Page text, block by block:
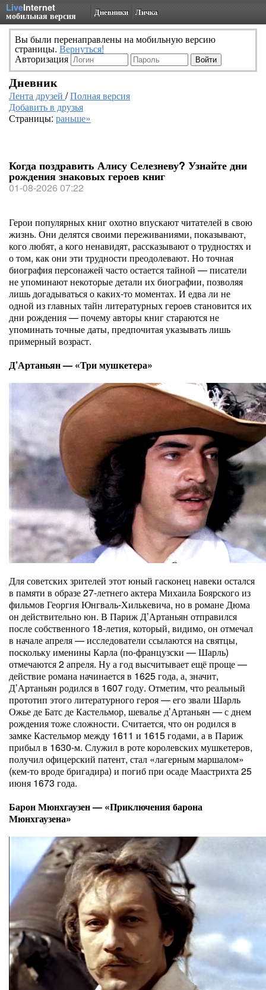
LiveInternet
мобильная версия Дневники Личка
Вы были перенаправлены на мобильную версию
страницы. Вернуться!
Авторизация
Дневник
Лента друзей /Полная версия
Добавить в друзья
Страницы: раньше»
Когда поздравить Алису Селезневу? Узнайте дни
рождения знаковых героев книг
01-08-2026 07:22
Герои популярных книг охотно впускают читателей в свою
жизнь. Они делятся своими переживаниями, показывают,
кого любят, а кого ненавидят, рассказывают о трудностях и
о том, как они эти трудности преодолевают. Но точная
биография персонажей часто остается тайной — писатели
не упоминают некоторые детали их биографии, позволяя
лишь догадываться о каких-то моментах. И едва ли не
одной из главных тайн литературных героев становится их
дни рождения — почему авторы книг стараются не
упоминать точные даты, предпочитая указывать лишь
примерный возраст.
Д’Артаньян — «Три мушкетера»
Для советских зрителей этот юный гасконец навеки остался
в памяти в образе 27-летнего актера Михаила Боярского из
фильмов Георгия Юнгваль-Хилькевича, но в романе Дюма
он действительно юн. В Париж Д’Артаньян отправился
после собственного 18-летия, который, видимо, он отмечал
в начале апреля — исследователи ссылаются на святцы,
поскольку именины Карла (по-французски — Шарль)
отмечаются 2 апреля. Ну а год высчитывает ещё проще —
действие романа начинается в 1625 года, а, значит,
Д’Артаньян родился в 1607 году. Отметим, что реальный
прототип этого литературного героя — его звали Шарль
Ожье де Батс де Кастельмор, шевалье д’Артаньян — с днем
рождения тоже сложности. Считается, что он родился в
замке Кастельмор между 1611 и 1615 годами, а в Париж
прибыл в 1630-м. Служил в роте королевских мушкетеров,
получил офицерский патент, стал «лагерным маршалом»
(кем-то вроде бригадира) и погиб при осаде Маастрихта 25
июня 1673 года.
Барон Мюнхгаузен — «Приключения барона
Мюнхгаузена»